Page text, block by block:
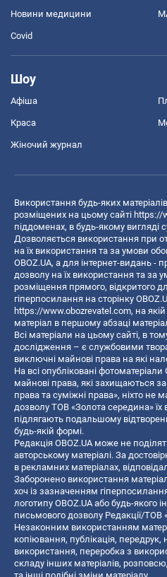
Новини медицини
Covid
Шоу
Афіша
Краса
Жіночий журнал
Використання будь-яких
розміщених на цьому сайті https://
піддоменах, в будь-якому вигляді
Дозволяється використання при
на їх використання та за умови
OBOZ.UA, а для інтернет-видань -
дозволу на їх використання та за
розміщення прямого, відкритого
гіперпосилання на сторінку
https://www.obozrevatel.com, на
матеріал в першому абзаці
Всі матеріали на цьому сайті, в
дослідження – є службовими
виключні майнові права на які
На всі опубліковані
майнові права, які захищаються
права та суміжні права», ніхто не
дозволу ТОВ «Золота середина»
підлягають подальшому
будь-якій формі.
Редакція OBOZ.UA може не
авторському матеріалі. За
в рекламних матеріалах,
Заборонено використання
хоч із зазначенням
логотипу OBOZ.UA або будь-якого
письмового дозволу Редакції/ТОВ
Незаконним використанням
копiювання, публiкацiя, передрук,
використання, переробка з
складу інших матеріалів,